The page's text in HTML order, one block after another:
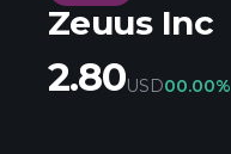
Zeuus Inc
2.80USD00.00%